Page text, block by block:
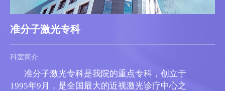
准分子激光专科
科室简介
准分子激光专科是我院的重点专科，创立于
1995年9月，是全国最大的近视激光诊疗中心之